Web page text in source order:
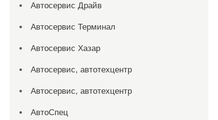
Автосервис Драйв
Автосервис Терминал
Автосервис Хазар
Автосервис, автотехцентр
Автосервис, автотехцентр
АвтоСпец